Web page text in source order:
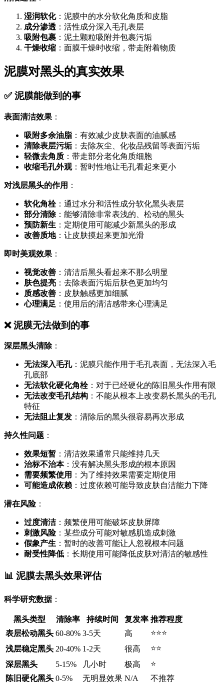
湿润软化：泥膜中的水分软化角质和皮脂
成分渗透 ：活性成分深入毛孔表层
吸附包裹 ：泥土颗粒吸附并包裹污垢
干燥收缩 ：面膜干燥时收缩，带走附着物质
泥膜对黑头的真实效果
✅ 泥膜能做到的事
表面清洁效果 ：
吸附多余油脂 ：有效减少皮肤表面的油腻感
清除表层污垢 ：去除灰尘、化妆品残留等表面污垢
轻微去角质 ：带走部分老化角质细胞
收缩毛孔外观：暂时性地让毛孔看起来更小
对浅层黑头的作用 ：
软化角栓：通过水分和活性成分软化黑头表层
部分清除：能够清除非常表浅的、松动的黑头
预防新生 ：定期使用可能减少新黑头的形成
改善质地：让皮肤摸起来更加光滑
即时美观效果 ：
视觉改善 ：清洁后黑头看起来不那么明显
肤色提亮 ：去除表面污垢后肤色更加均匀
质感改善 ：皮肤触感更加细腻
心理满足 ：使用后的清洁感带来心理满足
❌ 泥膜无法做到的事
深层黑头清除：
无法深入毛孔：泥膜只能作用于毛孔表面，无法深入毛
孔底部
无法软化硬化角栓：对于已经硬化的陈旧黑头作用有限
无法改变毛孔结构 ：不能从根本上改变易长黑头的毛孔
特征
无法阻止复发 ：清除后的黑头很容易再次形成
持久性问题 ：
效果短暂 ：清洁效果通常只能维持几天
治标不治本：没有解决黑头形成的根本原因
需要频繁使用 ：为了维持效果需要定期使用
可能造成依赖 ：过度依赖可能导致皮肤自洁能力下降
潜在风险：
过度清洁：频繁使用可能破坏皮肤屏障
刺激风险：某些成分可能对敏感肌造成刺激
假象产生 ：暂时的改善可能让人忽视根本问题
耐受性降低 ：长期使用可能降低皮肤对清洁的敏感性
📊 泥膜去黑头效果评估
科学研究数据：
黑头类型 清除率 持续时间 复发率 推荐程度
表层松动黑头 60-80% 3-5天 高
⭐⭐⭐
浅层稳定黑头 20-40% 1-2天 很高
⭐⭐
深层黑头
5-15% 几小时 极高
⭐
陈旧硬化黑头 0-5% 无明显效果 N/A 不推荐